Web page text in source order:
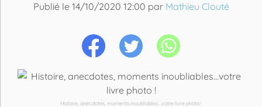
Publié le 14/10/2020 12:00 par Mathieu Clouté
Histoire, anecdotes, moments inoubliables...votre livre photo !